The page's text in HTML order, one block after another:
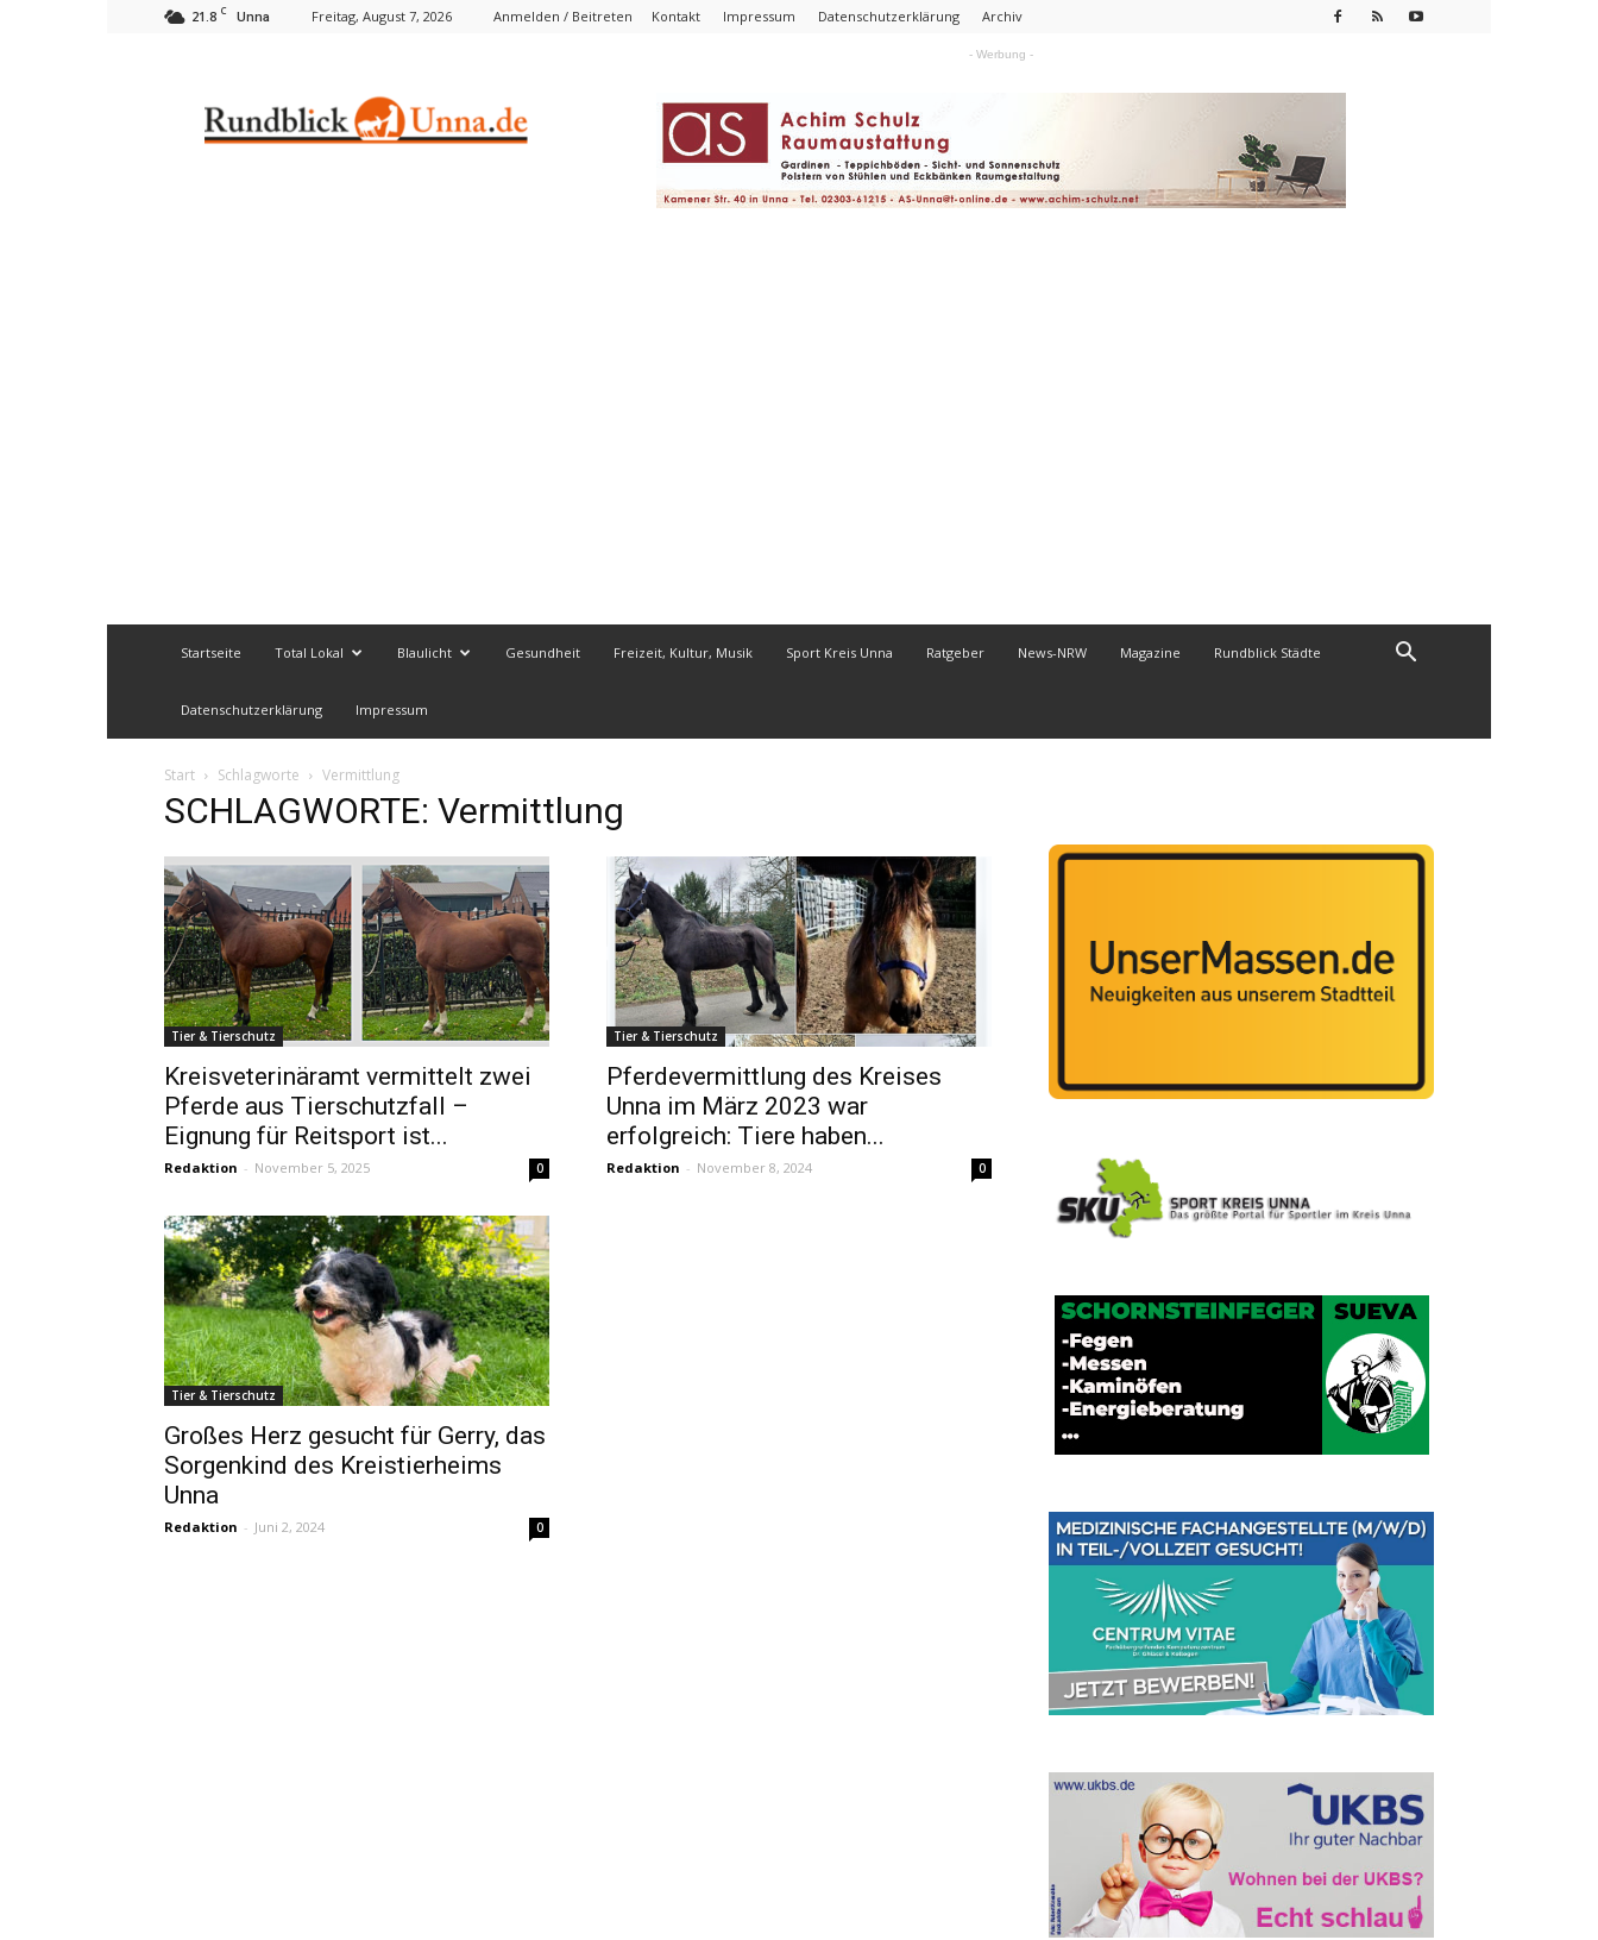
21.8 C Unna Freitag, August 7, 2026 Anmelden / Beitreten Kontakt Impressum Datenschutzerklärung Archiv
- Werbung -
Startseite Total Lokal Blaulicht Gesundheit Freizeit, Kultur, Musik Sport Kreis Unna Ratgeber News-NRW Magazine Rundblick Städte
Datenschutzerklärung Impressum
Start Schlagworte Vermittlung
SCHLAGWORTE: Vermittlung
Tier & Tierschutz
Kreisveterinäramt vermittelt zwei
Pferde aus Tierschutzfall –
Eignung für Reitsport ist...
Redaktion - November 5, 2025 0
Tier & Tierschutz
Pferdevermittlung des Kreises
Unna im März 2023 war
erfolgreich: Tiere haben...
Redaktion - November 8, 2024 0
Tier & Tierschutz
Großes Herz gesucht für Gerry, das
Sorgenkind des Kreistierheims
Unna
Redaktion - Juni 2, 2024 0